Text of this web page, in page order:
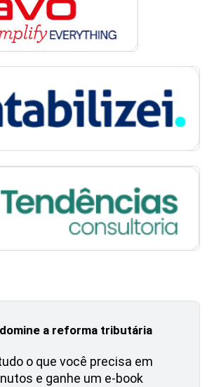
a reforma tributária
o que você precisa em
e ganhe um e-book